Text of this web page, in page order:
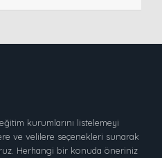
kurumlarını listelemeyi
ve velilere seçenekleri sunarak
Herhangi bir konuda öneriniz